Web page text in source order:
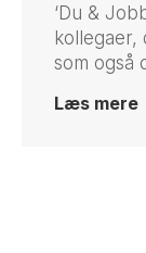
‘Du &
kollegaer,
som også
Læs mere